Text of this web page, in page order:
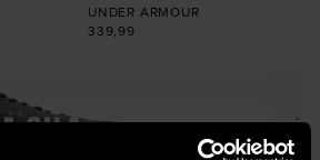
36 36,5 38
38,5
40,5
41
UNDER ARMOUR
339,99